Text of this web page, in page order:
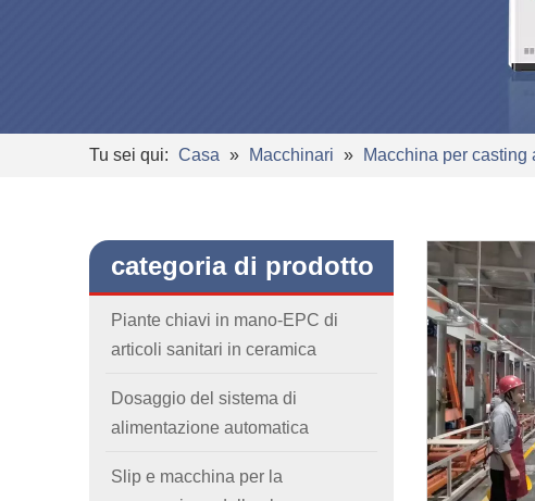
Tu sei qui: Casa » Macchinari » Macchina per casting
categoria di prodotto
Piante chiavi in ​​mano-EPC di
articoli sanitari in ceramica
Dosaggio del sistema di
alimentazione automatica
Slip e macchina per la